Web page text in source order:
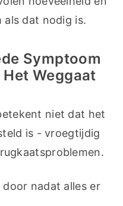
als dat nodig is.
Symptoom
Weggaat
niet dat het
is - vroegtijdig
door nadat alles er